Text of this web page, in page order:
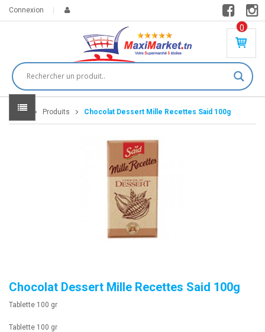
Connexion
0
PR
DU
IT(
S)
Home Produits Chocolat Dessert Mille Recettes Said 100g
Chocolat Dessert Mille Recettes Said 100g
Tablette 100 gr
Tablette 100 gr